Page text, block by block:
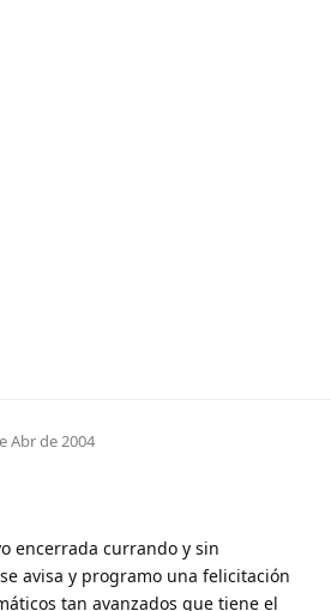
Abr de 2004
encerrada currando y sin
avisa y programo una felicitación
tan avanzados que tiene el